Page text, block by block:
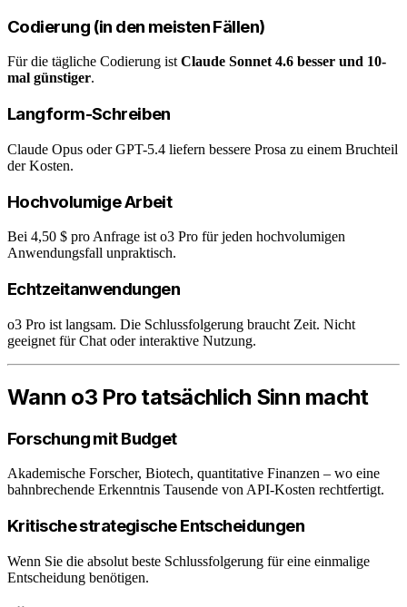
Codierung (in den meisten Fällen)
Für die tägliche Codierung istClaude Sonnet 4.6 besser und 10-
mal günstiger.
Langform-Schreiben
Claude Opus oder GPT-5.4 liefern bessere Prosa zu einem Bruchteil
der Kosten.
Hochvolumige Arbeit
Bei 4,50 $ pro Anfrage ist o3 Pro für jeden hochvolumigen
Anwendungsfall unpraktisch.
Echtzeitanwendungen
o3 Pro ist langsam. Die Schlussfolgerung braucht Zeit. Nicht
geeignet für Chat oder interaktive Nutzung.
Wann o3 Pro tatsächlich Sinn macht
Forschung mit Budget
Akademische Forscher, Biotech, quantitative Finanzen – wo eine
bahnbrechende Erkenntnis Tausende von API-Kosten rechtfertigt.
Kritische strategische Entscheidungen
Wenn Sie die absolut beste Schlussfolgerung für eine einmalige
Entscheidung benötigen.